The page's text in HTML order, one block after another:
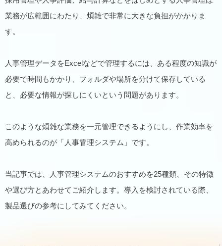
業務が広範囲にわたり、煩雑で非常に大きな負担がかかりま
す。
人事管理データをExcelなどで管理するには、ある程度の知識が
必要で時間もかかり、フォルダや場所を分けて保存している
と、必要な情報が探しにくいという問題があります。
このような煩雑な業務を一元管理できるようにし、作業効率を
高められるのが「人事管理システム」です。
当記事では、人事管理システムのおすすめを25種類、その特徴
や選び方とあわせてご紹介します。導入を検討されている際、
製品選びの参考にしてみてください。